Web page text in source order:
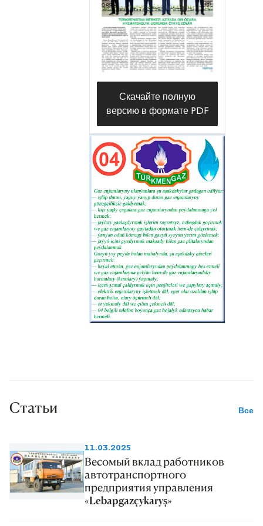
duşuşdy, ykdysady hyzmatdaşlygyň
esasy ugurlarynyň hatarynda gaz
pudagy görkezilip, bu ugurda
dostlukly ýurtlar ençeme ýyllaryň
dowamynda özara gatnaşyklary
Скачайте полную
версию в формате PDF
Статьи Все
11.03.2025
Весомый вклад работников
автотранспортного
предприятия управления
«Lebapgazçykaryş»